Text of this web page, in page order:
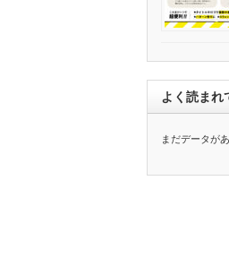
よく読まれ
まだデータが